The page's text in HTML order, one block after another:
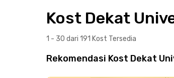
Kost Dekat
1 - 30 dari 191 Kost Tersedia
Rekomendasi Kost Dekat